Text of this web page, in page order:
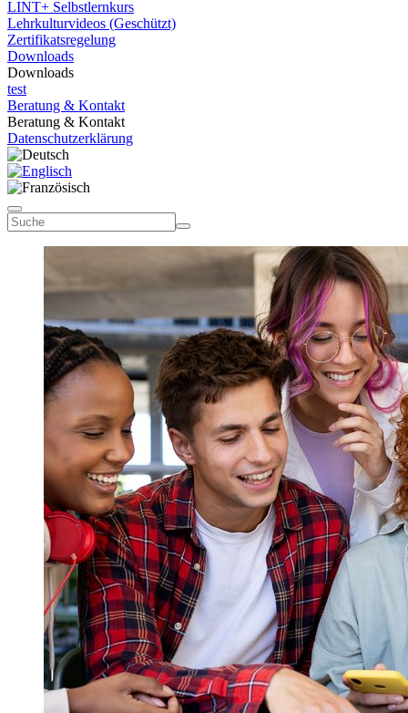
LINT+ Selbstlernkurs
Lehrkulturvideos (Geschützt)
Zertifikatsregelung
Downloads
Downloads
test
Beratung & Kontakt
Beratung & Kontakt
Datenschutzerklärung